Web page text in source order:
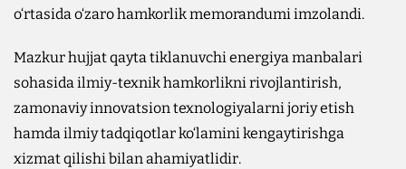
o‘rtasida o‘zaro hamkorlik memorandumi imzolandi.
Mazkur hujjat qayta tiklanuvchi energiya manbalari
sohasida ilmiy-texnik hamkorlikni rivojlantirish,
zamonaviy innovatsion texnologiyalarni joriy etish
hamda ilmiy tadqiqotlar ko‘lamini kengaytirishga
xizmat qilishi bilan ahamiyatlidir.